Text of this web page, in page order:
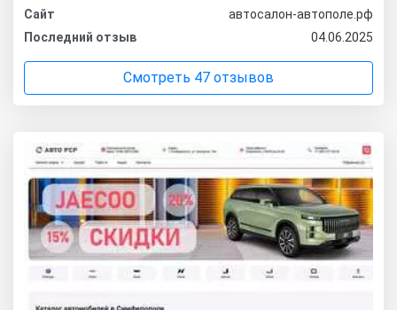
Сайт
автосалон-автополе.рф
Последний отзыв
04.06.2025
Смотреть 47 отзывов